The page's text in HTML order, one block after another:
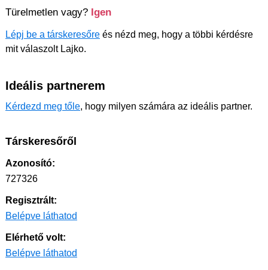
Türelmetlen vagy? Igen
Lépj be a társkeresőre és nézd meg, hogy a többi kérdésre
mit válaszolt Lajko.
Ideális partnerem
Kérdezd meg tőle, hogy milyen számára az ideális partner.
Társkeresőről
Azonosító:
727326
Regisztrált:
Belépve láthatod
Elérhető volt:
Belépve láthatod